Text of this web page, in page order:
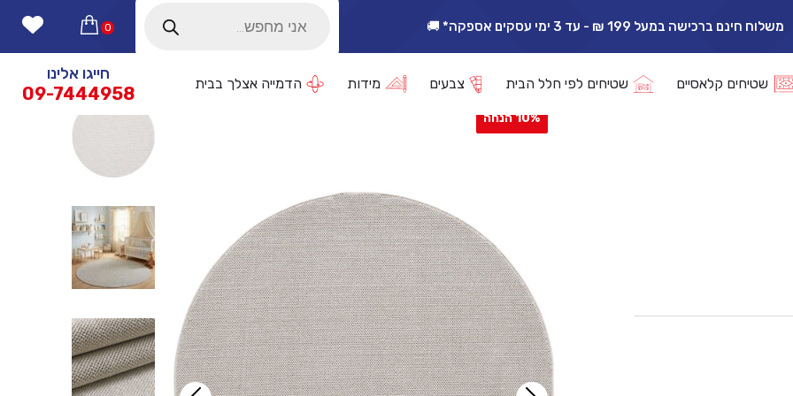
משלוח חינם ברכישה במעל 199 ₪ - עד 3 ימי עסקים אספקה* 🚚
אפשרות החזרה/החלפה עד 14 ימי עסקים 🔁
search
0
שטיחים קלאסיים שטיחים לפי חלל הבית צבעים מידות הדמייה אצלך בבית
חייגו אלינו
09-7444958
קרם
10% הנחה